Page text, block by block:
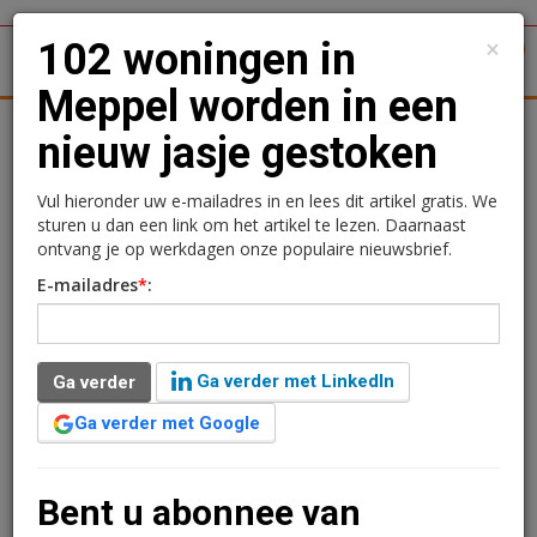
Woningmarkt Retail
102 woningen in Meppel
worden in een nieuw jasje
gestoken
Kimberly Camu
9 september 2020 om 10:36
6 jaar geleden aangepast
2 minuten leestijd
Woonconcept en Trebbe zijn gestart met het
de afgelopen maanden nagedacht over wat er moet
×
102 woningen in
Meppel worden in een
nieuw jasje gestoken
Vul hieronder uw e-mailadres in en lees dit artikel gratis. We
sturen u dan een link om het artikel te lezen. Daarnaast
ontvang je op werkdagen onze populaire nieuwsbrief.
E-mailadres*:
Ga verder
Ga verder met LinkedIn
Ga verder met Google
Bent u abonnee van